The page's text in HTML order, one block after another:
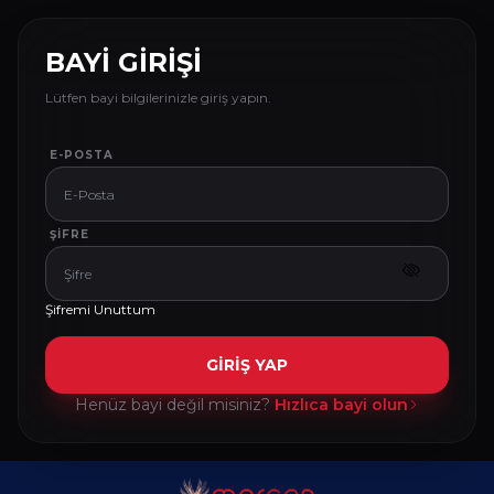
BAYİ GİRİŞİ
Lütfen bayi bilgilerinizle giriş yapın.
E-POSTA
ŞIFRE
Şifremi Unuttum
GİRİŞ YAP
Henüz bayi değil misiniz?Hızlıca bayi olun